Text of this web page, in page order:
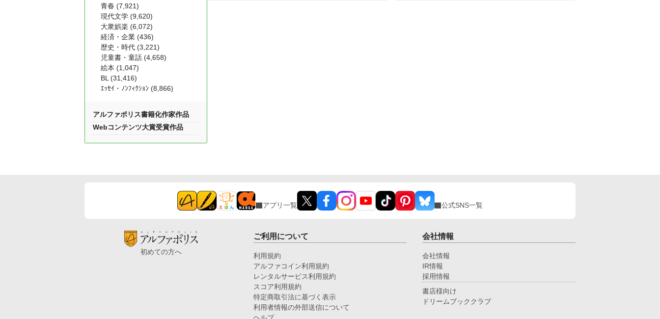
青春 (7,921)
現代文学 (9,620)
大衆娯楽 (6,072)
経済・企業 (436)
歴史・時代 (3,221)
児童書・童話 (4,658)
絵本 (1,047)
BL (31,416)
ｴｯｾｲ・ﾉﾝﾌｨｸｼｮﾝ (8,866)
アルファポリス書籍化作家作品
Webコンテンツ大賞受賞作品
アプリ一覧 公式SNS一覧
初めての方へ
ご利用について
利用規約
アルファコイン利用規約
レンタルサービス利用規約
スコア利用規約
特定商取引法に基づく表示
利用者情報の外部送信について
会社情報
会社情報
IR情報
採用情報
書店様向け
ドリームブッククラブ